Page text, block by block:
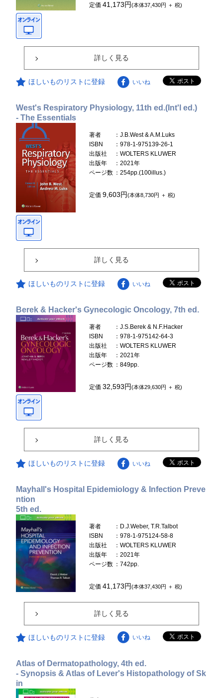
定価41,173円(本体37,430円 ＋ 税)
詳しく見る
ほしいものリストに登録 いいね
West's Respiratory Physiology, 11th ed.(Int'l ed.)
- The Essentials
著者
：J.B.West & A.M.Luks
ISBN
：978-1-975139-26-1
出版社
：WOLTERS KLUWER
出版年
：2021年
ページ数 ：254pp.(100illus.)
定価9,603円(本体8,730円 ＋ 税)
詳しく見る
ほしいものリストに登録 いいね
Berek & Hacker's Gynecologic Oncology, 7th ed.
著者
：J.S.Berek & N.F.Hacker
ISBN
：978-1-975142-64-3
出版社
：WOLTERS KLUWER
出版年
：2021年
ページ数 ：849pp.
定価32,593円(本体29,630円 ＋ 税)
詳しく見る
ほしいものリストに登録 いいね
Mayhall's Hospital Epidemiology & Infection Preve
ntion
5th ed.
著者
：D.J.Weber, T.R.Talbot
ISBN
：978-1-975124-58-8
出版社
：WOLTERS KLUWER
出版年
：2021年
ページ数 ：742pp.
定価41,173円(本体37,430円 ＋ 税)
詳しく見る
ほしいものリストに登録 いいね
Atlas of Dermatopathology, 4th ed.
- Synopsis & Atlas of Lever's Histopathology of Sk
in